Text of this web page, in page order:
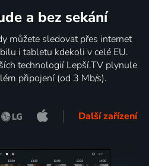
a bez sekání
můžete sledovat přes internet
i tabletu kdekoli v celé EU.
technologií Lepší.TV plynule
připojení (od 3 Mb/s).
Další zařízení